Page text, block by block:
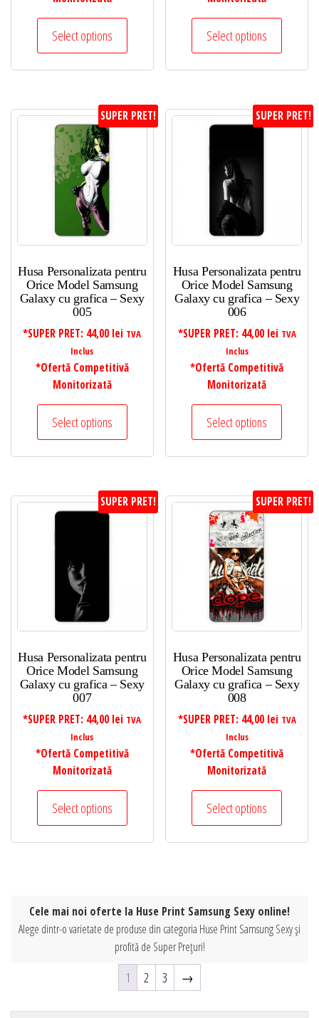
Select options Select options
SUPER PRET!
Husa Personalizata pentru
Orice Model Samsung
Galaxy cu grafica – Sexy
005
*SUPER PRET: 44,00 lei TVA
Inclus
*Ofertă Competitivă
Monitorizată
Select options
SUPER PRET!
Husa Personalizata pentru
Orice Model Samsung
Galaxy cu grafica – Sexy
006
*SUPER PRET: 44,00 lei TVA
Inclus
*Ofertă Competitivă
Monitorizată
Select options
SUPER PRET!
Husa Personalizata pentru
Orice Model Samsung
Galaxy cu grafica – Sexy
007
*SUPER PRET: 44,00 lei TVA
Inclus
*Ofertă Competitivă
Monitorizată
Select options
SUPER PRET!
Husa Personalizata pentru
Orice Model Samsung
Galaxy cu grafica – Sexy
008
*SUPER PRET: 44,00 lei TVA
Inclus
*Ofertă Competitivă
Monitorizată
Select options
Cele mai noi oferte la Huse Print Samsung Sexy online!
Alege dintr-o varietate de produse din categoria Huse Print Samsung Sexy și
profită de Super Prețuri!
1 2 3 →